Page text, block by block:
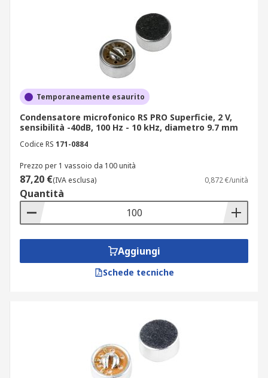
Temporaneamente esaurito
Condensatore microfonico RS PRO Superficie, 2 V,
sensibilità -40dB, 100 Hz - 10 kHz, diametro 9.7 mm
Codice RS 171-0884
Prezzo per 1 vassoio da 100 unità
87,20 €(IVA esclusa) 0,872 €/unità
Quantità
Aggiungi
Schede tecniche